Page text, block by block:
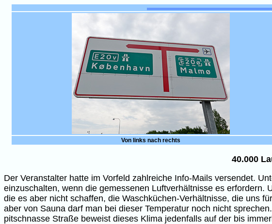
Von links nach rechts
40.000
Der Veranstalter hatte im Vorfeld zahlreiche Info-Mails versendet.
einzuschalten, wenn die gemessenen Luftverhältnisse es
die es aber nicht schaffen, die Waschküchen-Verhältnisse, die uns
aber von Sauna darf man bei dieser Temperatur noch nicht
pitschnasse Straße beweist dieses Klima jedenfalls auf der bis